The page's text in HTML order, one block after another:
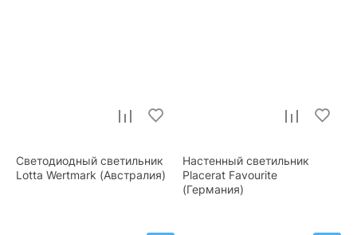
Светодиодный светильник
Lotta Wertmark (Австралия)
Настенный светильник
Placerat Favourite
(Германия)